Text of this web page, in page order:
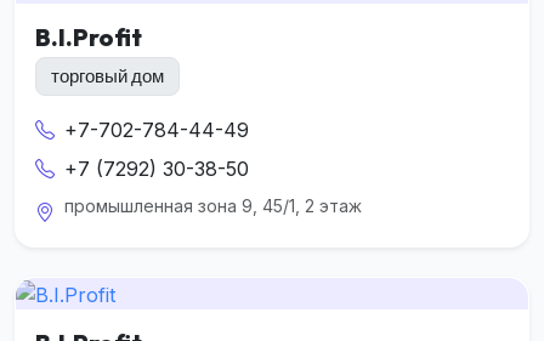
B.I.Profit
торговый дом
+7-702-784-44-49
+7 (7292) 30-38-50
промышленная зона 9, 45/1, 2 этаж